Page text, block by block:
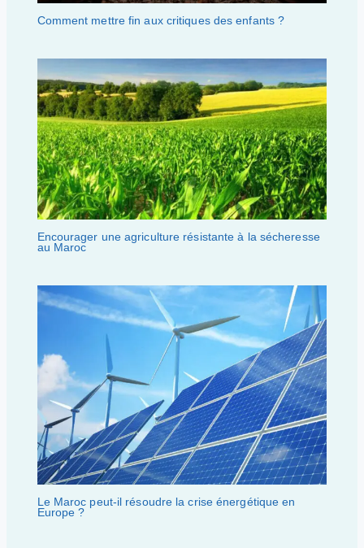
Comment mettre fin aux critiques des enfants ?
Encourager une agriculture résistante à la sécheresse
au Maroc
Le Maroc peut-il résoudre la crise énergétique en
Europe ?